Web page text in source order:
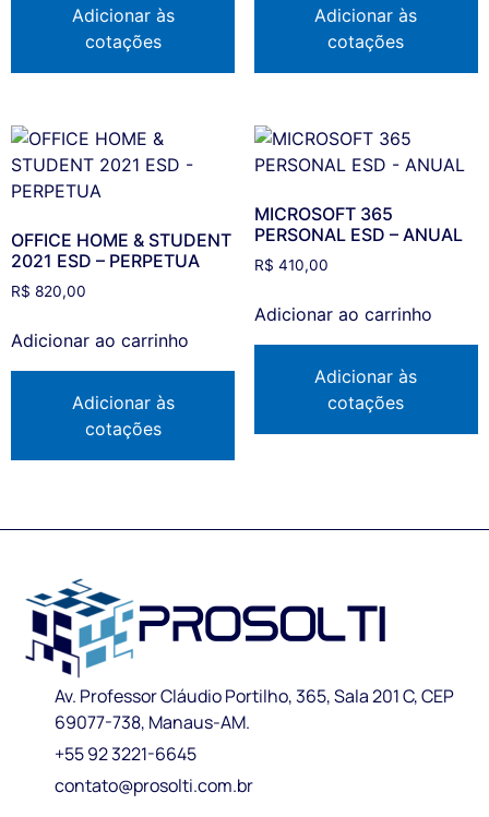
Adicionar às
cotações
Adicionar às
cotações
OFFICE HOME & STUDENT
2021 ESD – PERPETUA
R$ 820,00
Adicionar ao carrinho
Adicionar às
cotações
MICROSOFT 365
PERSONAL ESD – ANUAL
R$ 410,00
Adicionar ao carrinho
Adicionar às
cotações
Av. Professor Cláudio Portilho, 365, Sala 201 C, CEP
69077-738, Manaus-AM.
+55 92 3221-6645
contato@prosolti.com.br